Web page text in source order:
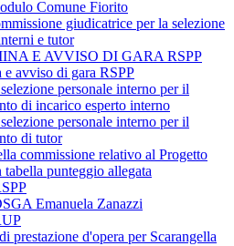
Comune Fiorito
giudicatrice per la selezione
e tutor
E AVVISO DI GARA RSPP
e avviso di gara RSPP
personale interno per il
di incarico esperto interno
personale interno per il
di tutor
commissione relativo al Progetto
punteggio allegata
Emanuela Zanazzi
prestazione d'opera per Scarangella